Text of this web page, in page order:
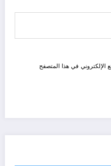
الإلكتروني في هذا المتصفح